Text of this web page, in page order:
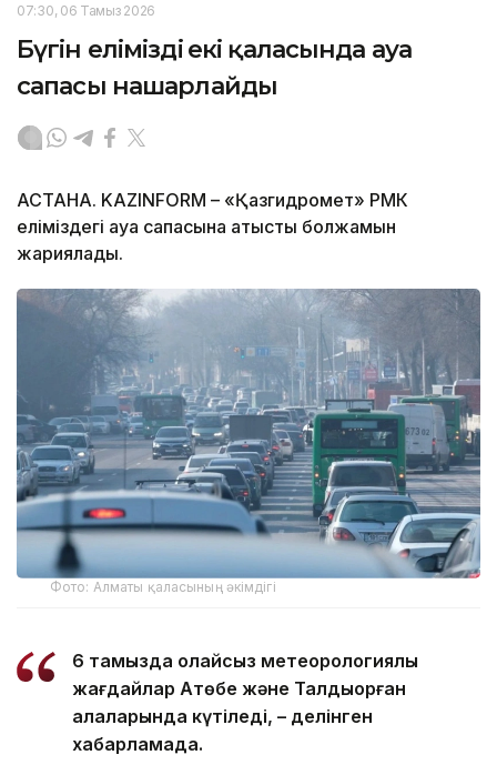
07:30, 06 Тамыз 2026
Бүгін еліміздің екі қаласында ауа
сапасы нашарлайды
АСТАНА. KAZINFORM – «Қазгидромет» РМК
еліміздегі ауа сапасына қатысты болжамын
жариялады.
Фото: Алматы қаласының әкімдігі
6 тамызда қолайсыз метеорологиялық
жағдайлар Ақтөбе және Талдықорған
қалаларында күтіледі, – делінген
хабарламада.